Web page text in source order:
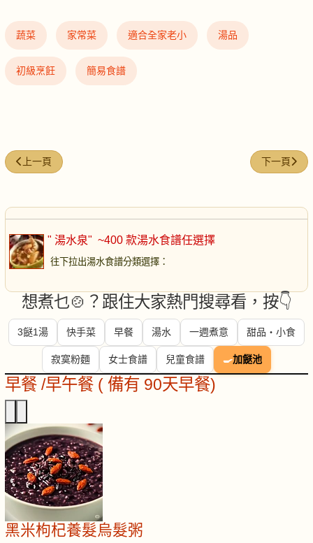
蔬菜 家常菜 適合全家老小 湯品
初級烹飪 簡易食譜
上一篇文章: 今日一品鍋
上一頁 下一篇文章
下一頁
" 湯水泉" ~400 款湯水食譜任選擇
往下拉出湯水食譜分類選擇 ：
想煮乜🍲？跟住大家熱門搜尋看，按👇
3餸1湯 快手菜 早餐 湯水 一週煮意 甜品・小食
寂寞粉麵 女士食譜 兒童食譜 🍳加餸池
早餐 /早午餐 ( 備有 90天早餐)
黑米枸杞養髮烏髮粥